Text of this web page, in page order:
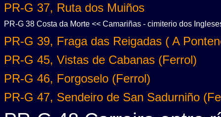
PR-G 37, Ruta dos Muiños
PR-G 38 Costa da Morte << Camariñas - cimiterio dos
PR-G 39, Fraga das Reigadas ( A
PR-G 45, Vistas de Cabanas (Ferrol)
PR-G 46, Forgoselo (Ferrol)
PR-G 47, Sendeiro de San Sadurniño